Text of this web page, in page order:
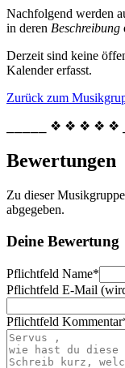
Nachfolgend werden
in deren Beschreibung
Derzeit sind keine
Kalender erfasst.
Zurück zum
⎯⎯⎯⎯⎯ ❖ ❖ ❖ ❖ ❖
Bewertungen
Zu dieser
abgegeben.
Deine Bewertung
Pflichtfeld Name*
Pflichtfeld E-Mail
Pflichtfeld Kommentar